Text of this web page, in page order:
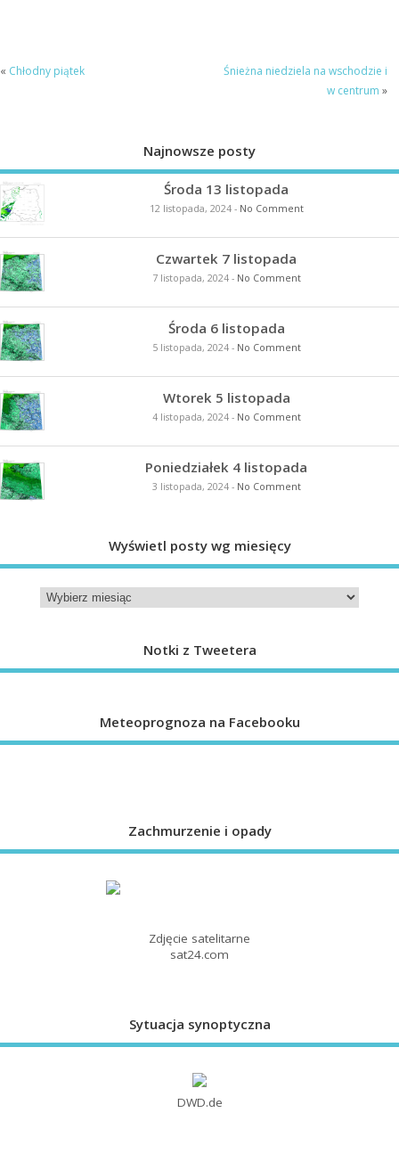
« Chłodny piątek
Śnieżna niedziela na wschodzie i
w centrum »
Najnowsze posty
Środa 13 listopada
12 listopada, 2024- No Comment
Czwartek 7 listopada
7 listopada, 2024- No Comment
Środa 6 listopada
5 listopada, 2024- No Comment
Wtorek 5 listopada
4 listopada, 2024- No Comment
Poniedziałek 4 listopada
3 listopada, 2024- No Comment
Wyświetl posty wg miesięcy
Notki z Tweetera
Meteoprognoza na Facebooku
Zachmurzenie i opady
Zdjęcie satelitarne
sat24.com
Sytuacja synoptyczna
DWD.de